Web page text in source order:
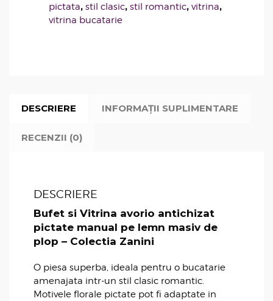
pictata, stil clasic, stil romantic, vitrina,
vitrina bucatarie
DESCRIERE INFORMAȚII SUPLIMENTARE
RECENZII (0)
DESCRIERE
Bufet si Vitrina avorio antichizat
pictate manual pe lemn masiv de
plop – Colectia Zanini
O piesa superba, ideala pentru o bucatarie
amenajata intr-un stil clasic romantic.
Motivele florale pictate pot fi adaptate in